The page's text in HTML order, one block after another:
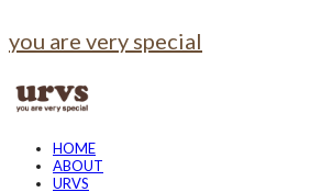
you are very special
HOME
ABOUT
URVS